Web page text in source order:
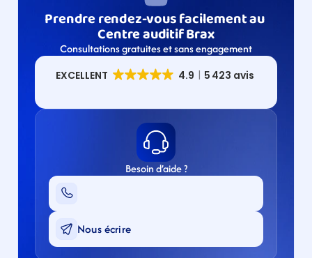
Prendre rendez-vous facilement au
Centre auditif Brax
Consultations gratuites et sans engagement
Besoin d’aide ?
Nous écrire